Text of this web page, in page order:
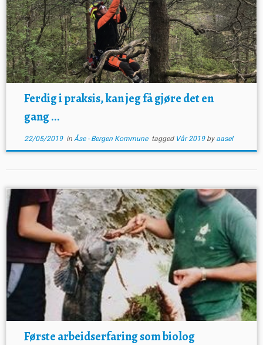
Ferdig i praksis, kan jeg få gjøre det en
gang ...
22/05/2019in Åse - Bergen Kommune tagged Vår 2019 by aasel
Første arbeidserfaring som biolog